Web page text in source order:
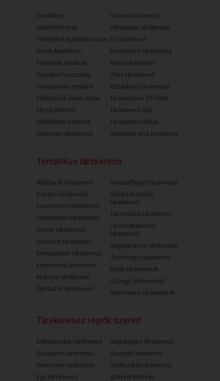
Randiblog
Sikertörténetek
Intelligens ajánlórendszer
Randi Akadémia
Facebook oldalunk
Szerelmi horoszkóp
Társkeresés mobilon
Párkeresők most online
Elit társkereső
Válófélben lévőknek
Diplomás társkereső
Online társkereső
Fényképes társkereső
Új társkereső
Keresztény társkereső
Fiatal társkereső
30as társkereső
Középkorú társkereső
Társkeresés 50 felett
Társkereső nők
Társkereső férfiak
Szerelem első keresésre
Tematikus társkereső
Állatbarát társkereső
Bringás társkereső
Ezermester társkereső
Filmkedvelő társkereső
Gamer társkereső
Humoros társkereső
Kertészkedő társkereső
Könyvmoly társkereső
Motoros társkereső
Spirituális társkereső
Sorozatfüggő társkereső
Színházkedvelő
társkereső
Táncoslábú társkereső
Társasjátékozós
társkereső
Vegetáriánus társkereső
Zenefüggő társkereső
Elvált társkeresők
Özvegy társkeresők
Gyermekes társkeresők
Társkeresés régiók szerint
Békéscsabai társkereső
Budapesti társkereső
Debreceni társkereső
Egri társkereső
Salgótarjáni társkereső
Szegedi társkereső
Szekszárdi társkereső
Székesfehérvári